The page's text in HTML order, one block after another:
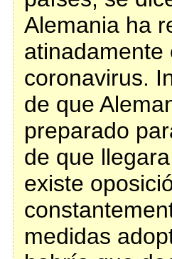
Alemania ha
atinadamente
coronavirus.
de que
preparado
de que
existe
medidas